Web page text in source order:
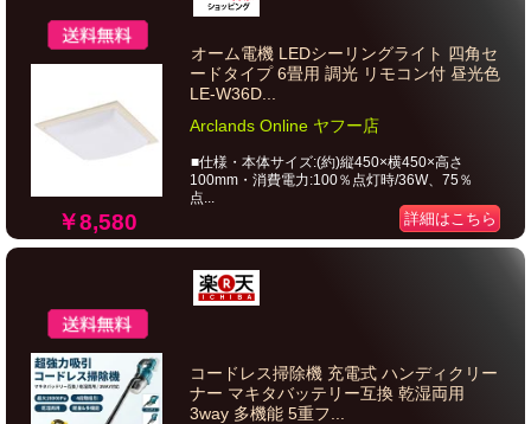
￥8,580
オーム電機 LEDシーリングライト 四角セ
ードタイプ 6畳用 調光 リモコン付 昼光色
LE-W36D...
Arclands Online ヤフー店
■仕様・本体サイズ:(約)縦450×横450×高さ
100mm・消費電力:100％点灯時/36W、75％
点...
詳細はこちら
コードレス掃除機 充電式 ハンディクリー
ナー マキタバッテリー互換 乾湿両用
3way 多機能 5重フ...